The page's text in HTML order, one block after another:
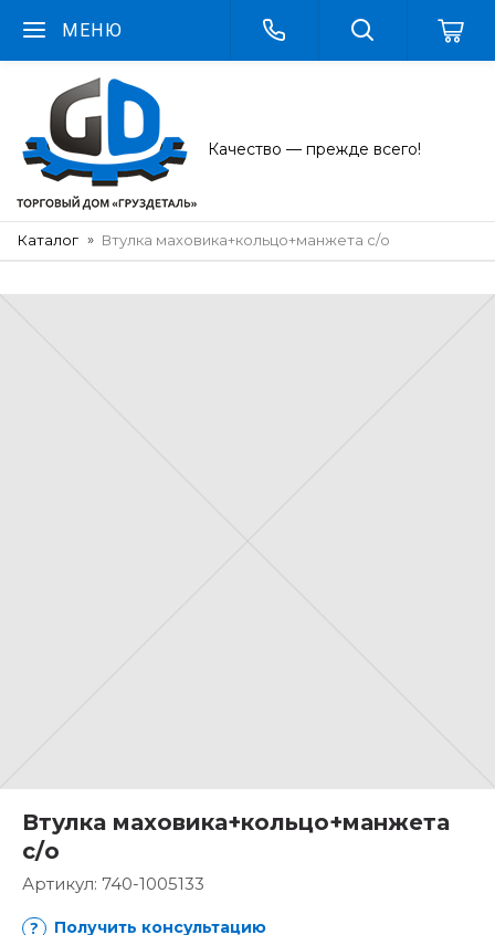
МЕНЮ
Качество — прежде всего!
Каталог Втулка маховика+кольцо+манжета с/о
Втулка маховика+кольцо+манжета
с/о
Артикул: 740-1005133
Получить консультацию